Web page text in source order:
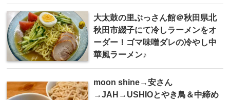
大太鼓の里ぶっさん館＠秋田県北
秋田市綴子にて冷しラーメンをオ
ーダー！ゴマ味噌ダレの冷やし中
華風ラーメン♪
moon shine→安さん
→JAH→USHIOとやき鳥＆中締め